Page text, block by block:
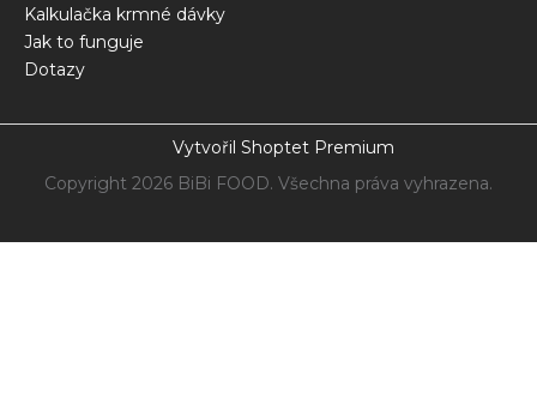
Kalkulačka krmné dávky
Jak to funguje
Dotazy
Vytvořil Shoptet Premium
Copyright 2026 BiBi FOOD. Všechna práva vyhrazena.